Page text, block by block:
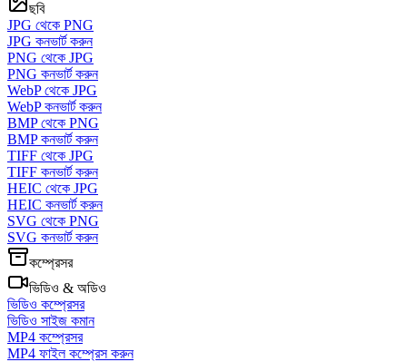
ছবি
JPG থেকে PNG
JPG কনভার্ট করুন
PNG থেকে JPG
PNG কনভার্ট করুন
WebP থেকে JPG
WebP কনভার্ট করুন
BMP থেকে PNG
BMP কনভার্ট করুন
TIFF থেকে JPG
TIFF কনভার্ট করুন
HEIC থেকে JPG
HEIC কনভার্ট করুন
SVG থেকে PNG
SVG কনভার্ট করুন
কম্প্রেসর
ভিডিও & অডিও
ভিডিও কম্প্রেসর
ভিডিও সাইজ কমান
MP4 কম্প্রেসর
MP4 ফাইল কম্প্রেস করুন